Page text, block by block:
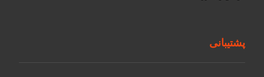
پشتیبانی